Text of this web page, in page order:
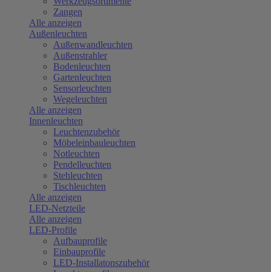
Zangen
Alle anzeigen
Außenleuchten
Außenwandleuchten
Außenstrahler
Bodenleuchten
Gartenleuchten
Sensorleuchten
Wegeleuchten
Alle anzeigen
Innenleuchten
Leuchtenzubehör
Möbeleinbauleuchten
Notleuchten
Pendelleuchten
Stehleuchten
Tischleuchten
Alle anzeigen
LED-Netzteile
Alle anzeigen
LED-Profile
Aufbauprofile
Einbauprofile
LED-Installatonszubehör